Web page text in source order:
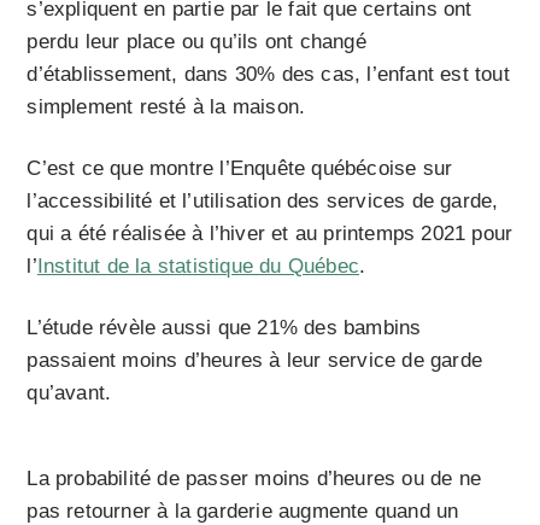
s’expliquent en partie par le fait que certains ont
perdu leur place ou qu’ils ont changé
d’établissement, dans 30% des cas, l’enfant est tout
simplement resté à la maison.
C’est ce que montre l’Enquête québécoise sur
l’accessibilité et l’utilisation des services de garde,
qui a été réalisée à l’hiver et au printemps 2021 pour
l’ Institut de la statistique du Québec.
L’étude révèle aussi que 21% des bambins
passaient moins d’heures à leur service de garde
qu’avant.
La probabilité de passer moins d’heures ou de ne
pas retourner à la garderie augmente quand un